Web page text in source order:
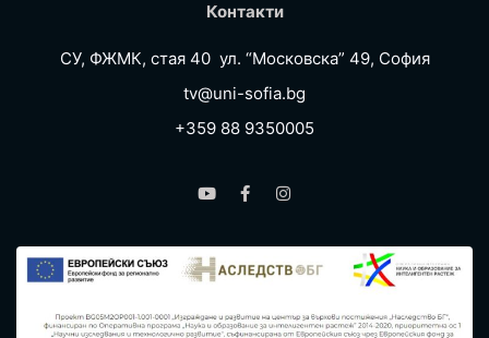
Контакти
СУ, ФЖМК, стая 40 ул. “Московска” 49, София
tv@uni-sofia.bg
+359 88 9350005